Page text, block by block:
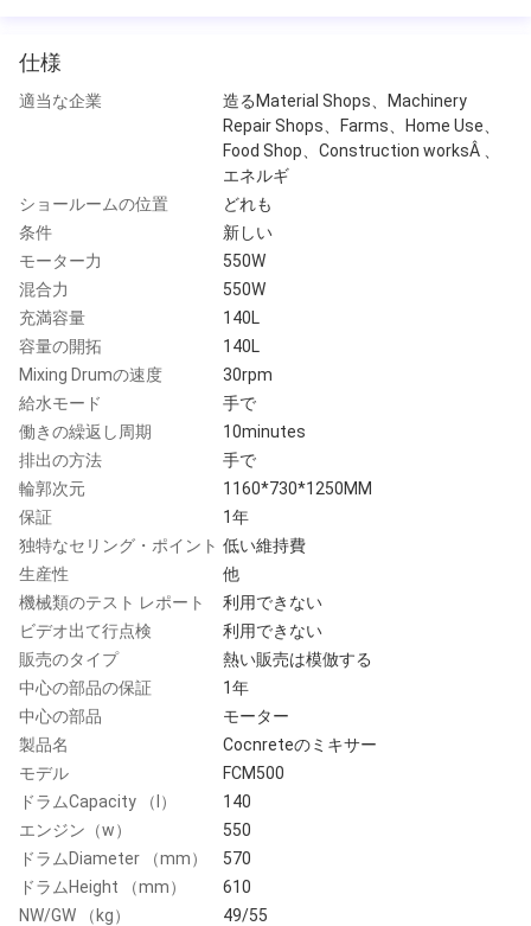
仕様
適当な企業
造るMaterial Shops、Machinery
Repair Shops、Farms、Home Use、
Food Shop、Construction worksÂ 、
エネルギ
ショールームの位置
どれも
条件
新しい
モーター力
550W
混合力
550W
充満容量
140L
容量の開拓
140L
Mixing Drumの速度
30rpm
給水モード
手で
働きの繰返し周期
10minutes
排出の方法
手で
輪郭次元
1160*730*1250MM
保証
1年
独特なセリング・ポイント 低い維持費
生産性
他
機械類のテスト レポート
利用できない
ビデオ出て行点検
利用できない
販売のタイプ
熱い販売は模倣する
中心の部品の保証
1年
中心の部品
モーター
製品名
Cocnreteのミキサー
モデル
FCM500
ドラムCapacity （l）
140
エンジン（w）
550
ドラムDiameter （mm）
570
ドラムHeight （mm）
610
NW/GW （kg）
49/55